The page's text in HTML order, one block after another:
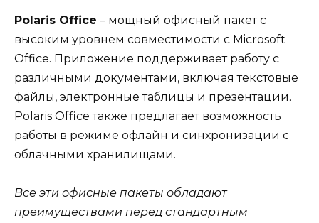
Polaris Office – мощный офисный пакет с
высоким уровнем совместимости с Microsoft
Office. Приложение поддерживает работу с
различными документами, включая текстовые
файлы, электронные таблицы и презентации.
Polaris Office также предлагает возможность
работы в режиме офлайн и синхронизации с
облачными хранилищами.
Все эти офисные пакеты обладают
преимуществами перед стандартным